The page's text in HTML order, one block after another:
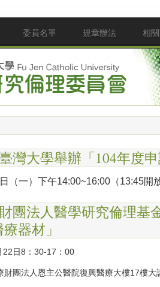
委員名單 規章辦法 相
灣大學舉辦「104年度
（一）下午14:00~16:00（13:45開
團法人醫學研究倫理
器材」
22日8：30-17：00
財團法人恩主公醫院復興醫療大樓17樓大